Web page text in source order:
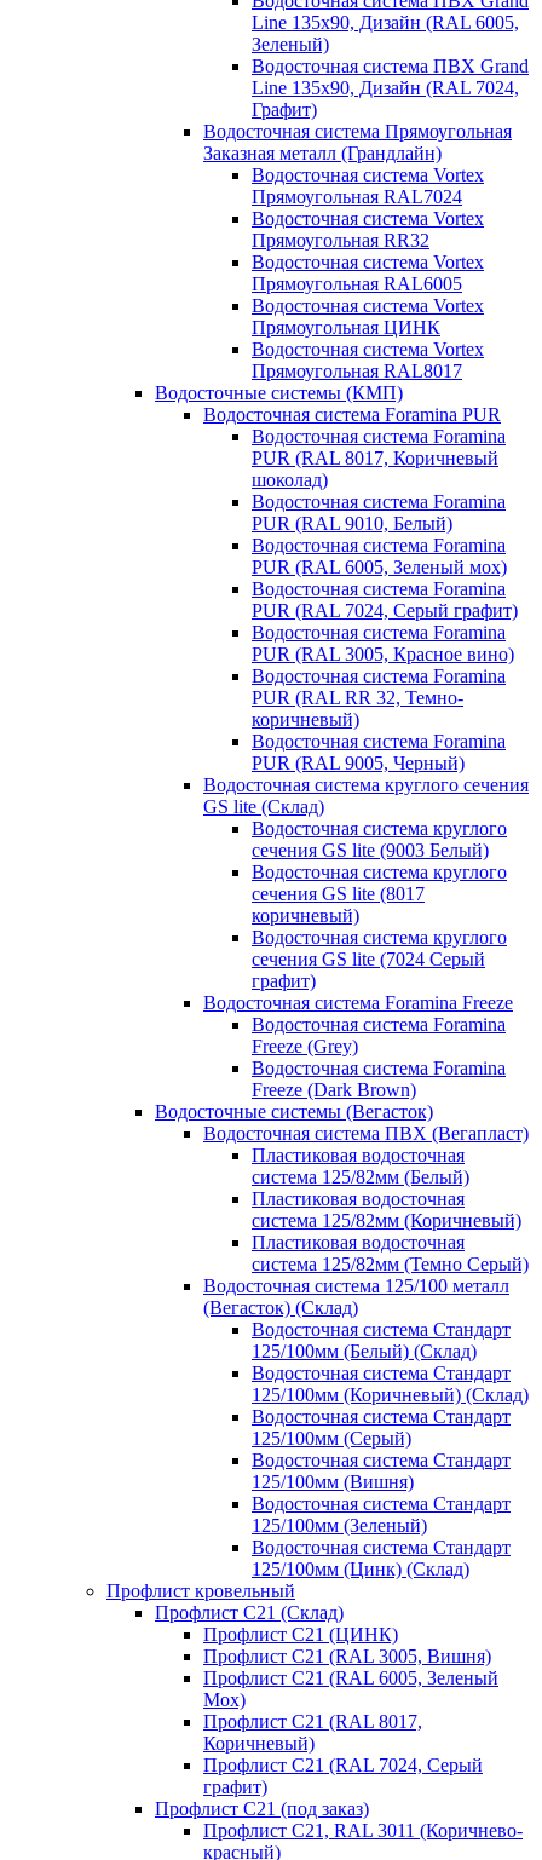
Line 135х90, Дизайн (RAL 6005,
Зеленый)
Водосточная система ПВХ Grand
Line 135х90, Дизайн (RAL 7024,
Графит)
Водосточная система Прямоугольная
Заказная металл (Грандлайн)
Водосточная система Vortex
Прямоугольная RAL7024
Водосточная система Vortex
Прямоугольная RR32
Водосточная система Vortex
Прямоугольная RAL6005
Водосточная система Vortex
Прямоугольная ЦИНК
Водосточная система Vortex
Прямоугольная RAL8017
Водосточные системы (КМП)
Водосточная система Foramina PUR
Водосточная система Foramina
PUR (RAL 8017, Коричневый
шоколад)
Водосточная система Foramina
PUR (RAL 9010, Белый)
Водосточная система Foramina
PUR (RAL 6005, Зеленый мох)
Водосточная система Foramina
PUR (RAL 7024, Серый графит)
Водосточная система Foramina
PUR (RAL 3005, Красное вино)
Водосточная система Foramina
PUR (RAL RR 32, Темно-
коричневый)
Водосточная система Foramina
PUR (RAL 9005, Черный)
Водосточная система круглого сечения
GS lite (Склад)
Водосточная система круглого
сечения GS lite (9003 Белый)
Водосточная система круглого
сечения GS lite (8017
коричневый)
Водосточная система круглого
сечения GS lite (7024 Серый
графит)
Водосточная система Foramina Freeze
Водосточная система Foramina
Freeze (Grey)
Водосточная система Foramina
Freeze (Dark Brown)
Водосточные системы (Вегасток)
Водосточная система ПВХ (Вегапласт)
Пластиковая водосточная
система 125/82мм (Белый)
Пластиковая водосточная
система 125/82мм (Коричневый)
Пластиковая водосточная
система 125/82мм (Темно Серый)
Водосточная система 125/100 металл
(Вегасток) (Склад)
Водосточная система Стандарт
125/100мм (Белый) (Склад)
Водосточная система Стандарт
125/100мм (Коричневый) (Склад)
Водосточная система Стандарт
125/100мм (Серый)
Водосточная система Стандарт
125/100мм (Вишня)
Водосточная система Стандарт
125/100мм (Зеленый)
Водосточная система Стандарт
125/100мм (Цинк) (Склад)
Профлист кровельный
Профлист С21 (Склад)
Профлист С21 (ЦИНК)
Профлист С21 (RAL 3005, Вишня)
Профлист С21 (RAL 6005, Зеленый
Мох)
Профлист С21 (RAL 8017,
Коричневый)
Профлист С21 (RAL 7024, Серый
графит)
Профлист С21 (под заказ)
Профлист С21, RAL 3011 (Коричнево-
красный)